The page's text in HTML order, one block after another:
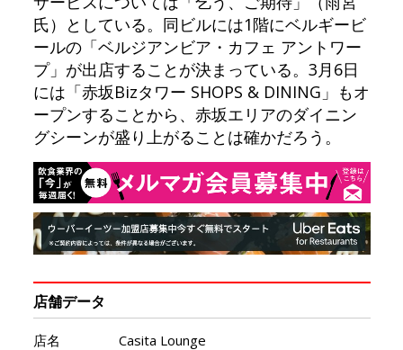
氏）としている。同ビルには1階にベルギービ
ールの「ベルジアンビア・カフェ アントワー
プ」が出店することが決まっている。3月6日
には「赤坂Bizタワー SHOPS & DINING」もオ
ープンすることから、赤坂エリアのダイニン
グシーンが盛り上がることは確かだろう。
店舗データ
店名
Casita Lounge